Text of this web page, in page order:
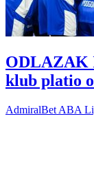
ODLAZAK
klub platio
AdmiralBet ABA